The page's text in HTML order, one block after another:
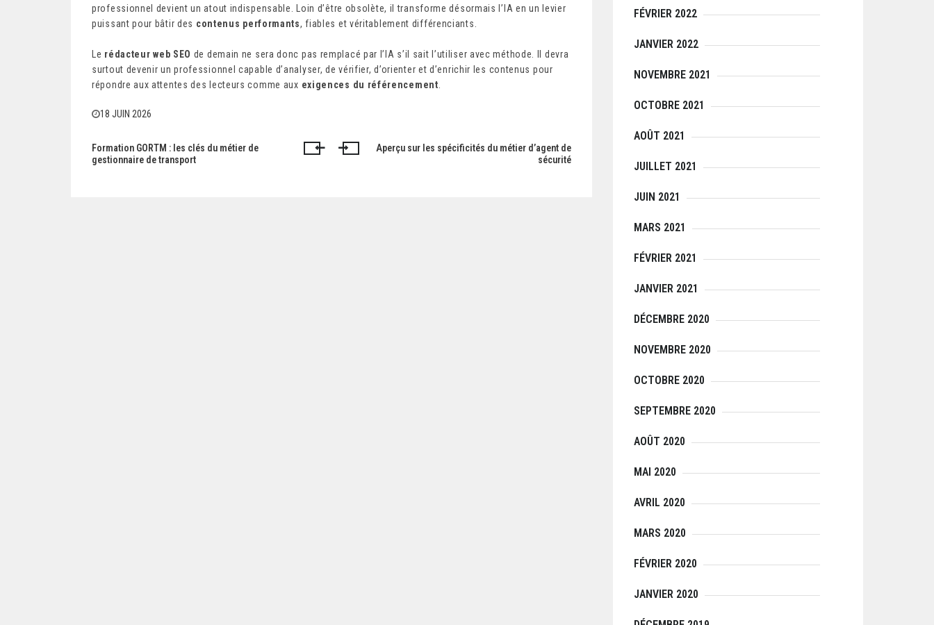
professionnel devient un atout indispensable. Loin d’être obsolète, il transforme désormais l’IA en un levier
puissant pour bâtir des contenus performants, fiables et véritablement différenciants.
Le rédacteur web SEO de demain ne sera donc pas remplacé par l’IA s’il sait l’utiliser avec méthode. Il devra
surtout devenir un professionnel capable d’analyser, de vérifier, d’orienter et d’enrichir les contenus pour
répondre aux attentes des lecteurs comme aux exigences du référencement
18 JUIN 2026
N
Formation GORTM : les clés du métier de
gestionnaire de transport
Aperçu sur les spécificités du métier d’agent de
sécurité
FÉVRIER 2022
JANVIER 2022
NOVEMBRE 2021
OCTOBRE 2021
AOÛT 2021
JUILLET 2021
JUIN 2021
MARS 2021
FÉVRIER 2021
JANVIER 2021
DÉCEMBRE 2020
NOVEMBRE 2020
OCTOBRE 2020
SEPTEMBRE 2020
AOÛT 2020
MAI 2020
AVRIL 2020
MARS 2020
FÉVRIER 2020
JANVIER 2020